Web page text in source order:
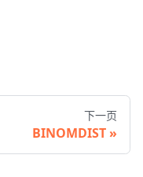
下一页
BINOMDIST